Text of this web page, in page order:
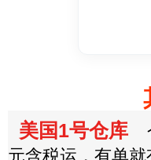
美国1号仓库
元含税运，有单